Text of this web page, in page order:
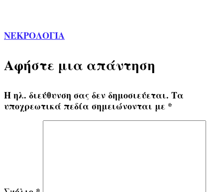
ΝΕΚΡΟΛΟΓΙΑ
Αφήστε μια απάντηση
Η ηλ. διεύθυνση σας δεν δημοσιεύεται. Τα
υποχρεωτικά πεδία σημειώνονται με *